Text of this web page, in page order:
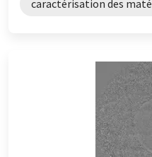
caractérisation des